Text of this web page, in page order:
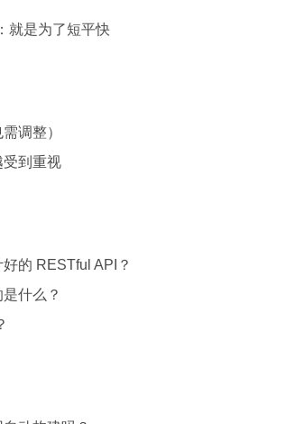
就是为了短平快
调整）
受到重视
的 RESTful API？
什么？